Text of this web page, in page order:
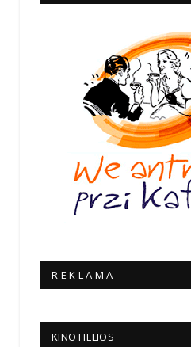
R E K L A M A
KINO HELIOS